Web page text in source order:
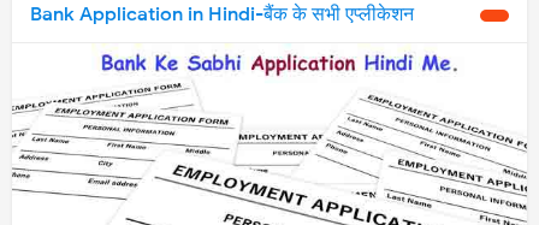
Bank Application in Hindi-बैंक के सभी एप्लीकेशन